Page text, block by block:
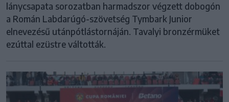
lánycsapata sorozatban harmadszor végzett dobogón
a Román Labdarúgó-szövetség Tymbark Junior
elnevezésű utánpótlástornáján. Tavalyi bronzérmüket
ezúttal ezüstre váltották.